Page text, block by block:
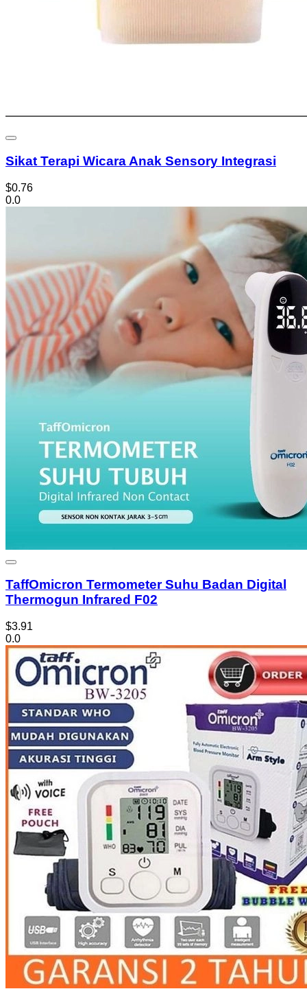
Sikat Terapi Wicara Anak Sensory Integrasi
$0.76
0.0
TaffOmicron Termometer Suhu Badan Digital
Thermogun Infrared F02
$3.91
0.0